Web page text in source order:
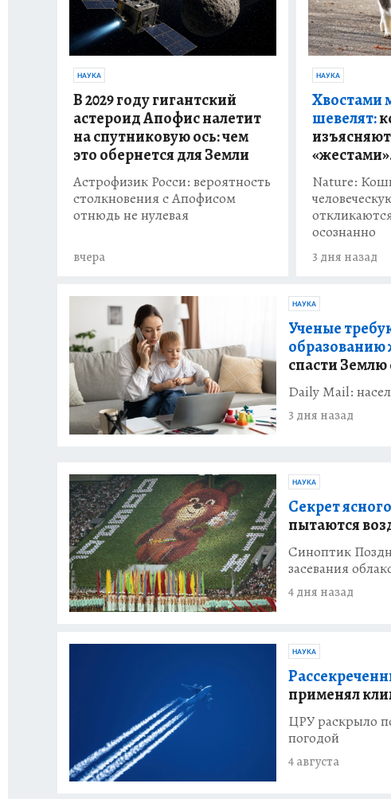
НАУКА
В 2029 году гигантский
астероид Апофис налетит
на спутниковую ось: чем
это обернется для Земли
Астрофизик Росси: вероятность
столкновения с Апофисом
отнюдь не нулевая
вчера
НАУКА
Хвостами
шевелят:
Nature:
осознанно
3 дня назад
НАУКА
Ученые
спасти
Daily Mail:
3 дня назад
НАУКА
Секрет
пытаются
Синоптик
засевания
4 дня назад
НАУКА
применял
ЦРУ раскрыло
погодой
4 августа